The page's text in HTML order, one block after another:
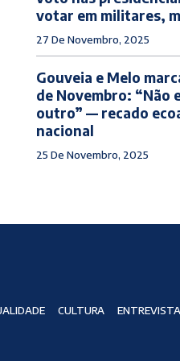
votar em militares,
27 De Novembro, 2025
Gouveia e Melo
de Novembro: “Não
outro” — recado
nacional
25 De Novembro, 2025
CULTURA